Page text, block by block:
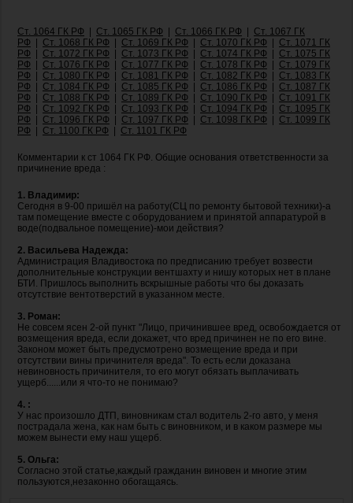
Ст. 1064 ГК РФ Ст. 1065 ГК РФ Ст. 1066 ГК РФ
Ст. 1067 ГК
РФ
Ст. 1068 ГК РФ Ст. 1069 ГК РФ Ст. 1070 ГК РФ
Ст. 1071 ГК
РФ
Ст. 1072 ГК РФ Ст. 1073 ГК РФ Ст. 1074 ГК РФ
Ст. 1075 ГК
РФ
Ст. 1076 ГК РФ Ст. 1077 ГК РФ Ст. 1078 ГК РФ
Ст. 1079 ГК
РФ
Ст. 1080 ГК РФ Ст. 1081 ГК РФ Ст. 1082 ГК РФ
Ст. 1083 ГК
РФ
Ст. 1084 ГК РФ Ст. 1085 ГК РФ Ст. 1086 ГК РФ
Ст. 1087 ГК
РФ
Ст. 1088 ГК РФ Ст. 1089 ГК РФ Ст. 1090 ГК РФ
Ст. 1091 ГК
РФ
Ст. 1092 ГК РФ Ст. 1093 ГК РФ Ст. 1094 ГК РФ
Ст. 1095 ГК
РФ
Ст. 1096 ГК РФ Ст. 1097 ГК РФ Ст. 1098 ГК РФ
Ст. 1099 ГК
РФ
Ст. 1100 ГК РФ Ст. 1101 ГК РФ
Комментарии к ст 1064 ГК РФ. Общие основания ответственности за
причинение вреда :
1. Владимир:
Сегодня в 9-00 пришёл на работу(СЦ по ремонту бытовой техники)-а
там помещение вместе с оборудованием и принятой аппаратурой в
воде(подвальное помещение)-мои действия?
2. Васильева Надежда:
Администрация Владивостока по предписанию требует возвести
дополнительные конструкции вентшахту и нишу которых нет в плане
БТИ. Пришлось выполнить вскрышные работы что бы доказать
отсутствие вентотверстий в указанном месте.
3. Роман:
Не совсем ясен 2-ой пункт "Лицо, причинившее вред, освобождается от
возмещения вреда, если докажет, что вред причинен не по его вине.
Законом может быть предусмотрено возмещение вреда и при
отсутствии вины причинителя вреда". То есть если доказана
невиновность причинителя, то его могут обязать выплачивать
ущерб......или я что-то не понимаю?
4. :
У нас произошло ДТП, виновникам стал водитель 2-го авто, у меня
пострадала жена, как нам быть с виновником, и в каком размере мы
можем вынести ему наш ущерб.
5. Ольга:
Согласно этой статье,каждый гражданин виновен и многие этим
пользуются,незаконно обогащаясь.